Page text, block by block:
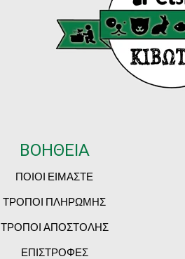
ΒΟΗΘΕΙΑ
ΠΟΙΟΙ ΕΙΜΑΣΤΕ
ΤΡΟΠΟΙ ΠΛΗΡΩΜΗΣ
ΤΡΟΠΟΙ ΑΠΟΣΤΟΛΗΣ
ΕΠΙΣΤΡΟΦΕΣ